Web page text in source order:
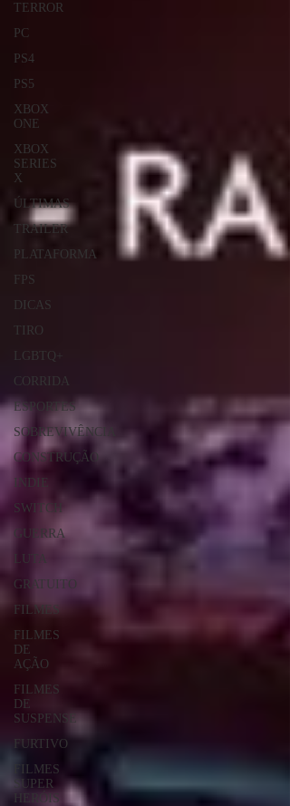
TERROR
PC
PS4
PS5
XBOX
ONE
XBOX
SERIES
X
ÚLTIMAS
TRAILER
PLATAFORMA
FPS
DICAS
TIRO
LGBTQ+
CORRIDA
ESPORTES
SOBREVIVÊNCIA
CONSTRUÇÃO
INDIE
SWITCH
GUERRA
LUTA
GRATUITO
FILMES
FILMES
DE
AÇÃO
FILMES
DE
SUSPENSE
FURTIVO
FILMES
SUPER
HERÓIS